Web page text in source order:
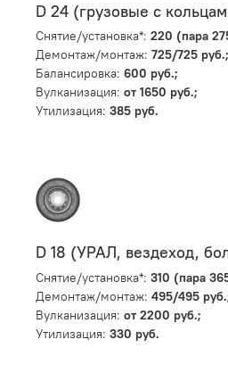
D 24 (грузовые с
Снятие/установка*: 220 (пара
Демонтаж/монтаж: 725/725 руб.;
Балансировка: 600 руб.;
Вулканизация: от 1650 руб.;
Утилизация: 385 руб.
D 18 (УРАЛ, вездеход,
Снятие/установка*: 310 (пара
Демонтаж/монтаж: 495/495
Вулканизация: от 2200 руб.;
Утилизация: 330 руб.